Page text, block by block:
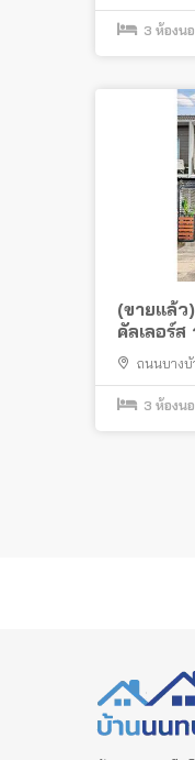
กล้วย ไทรน้อย
สมบัติบุรี , บา
3 ห้องน
(ขายแล้ว
คัลเลอร์
ต่อเติมครบ
ถนนบาง
3 ห้องน